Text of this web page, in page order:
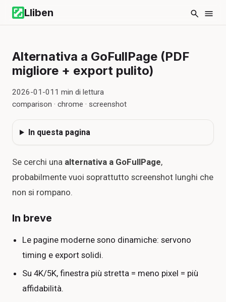
Lliben
Alternativa a GoFullPage (PDF
migliore + export pulito)
2026-01-01 1 min di lettura
comparison · chrome · screenshot
In questa pagina
Se cerchi una alternativa a GoFullPage,
probabilmente vuoi soprattutto screenshot lunghi che
non si rompano.
In breve
Le pagine moderne sono dinamiche: servono
timing e export solidi.
Su 4K/5K, finestra più stretta = meno pixel = più
affidabilità.